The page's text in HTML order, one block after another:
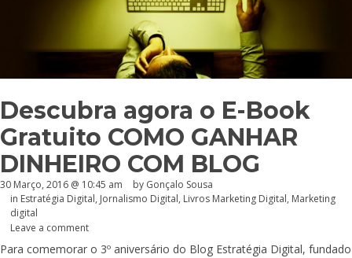
Descubra agora o E-Book
Gratuito COMO GANHAR
DINHEIRO COM BLOG
30 Março, 2016 @ 10:45 am by Gonçalo Sousa
in Estratégia Digital, Jornalismo Digital, Livros Marketing Digital, Marketing
digital
Leave a comment
Para comemorar o 3º aniversário do Blog Estratégia Digital, fundado